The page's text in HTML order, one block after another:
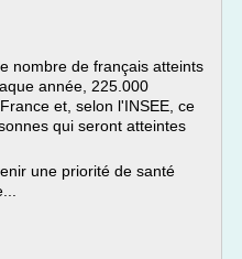
nombre de français atteints
année, 225.000
et, selon l'INSEE, ce
qui seront atteintes
une priorité de santé